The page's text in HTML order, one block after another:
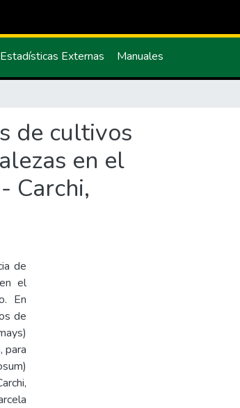
Estadísticas Externas Manuales
de cultivos
en el
Carchi,
de
el
En
de
para